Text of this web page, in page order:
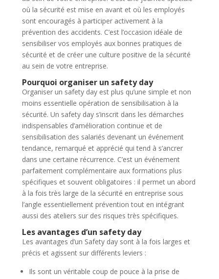
où la sécurité est mise en avant et où les employés
sont encouragés à participer activement à la
prévention des accidents. C’est l’occasion idéale de
sensibiliser vos employés aux bonnes pratiques de
sécurité et de créer une culture positive de la sécurité
au sein de votre entreprise.
Pourquoi organiser un safety day
Organiser un safety day est plus qu’une simple et non
moins essentielle opération de sensibilisation à la
sécurité. Un safety day s’inscrit dans les démarches
indispensables d’amélioration continue et de
sensibilisation des salariés devenant un événement
tendance, remarqué et apprécié qui tend à s’ancrer
dans une certaine récurrence. C’est un événement
parfaitement complémentaire aux formations plus
spécifiques et souvent obligatoires : il permet un abord
à la fois très large de la sécurité en entreprise sous
l’angle essentiellement prévention tout en intégrant
aussi des ateliers sur des risques très spécifiques.
Les avantages d’un safety day
Les avantages d’un Safety day sont à la fois larges et
précis et agissent sur différents leviers :
Ils sont un véritable coup de pouce à la prise de